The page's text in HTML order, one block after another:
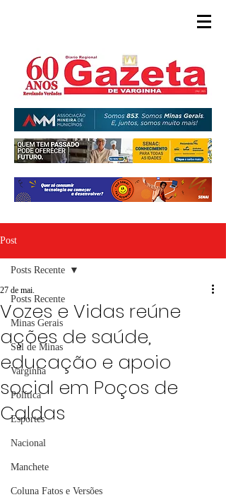
Post
Posts Recente
Minas Gerais
Sul de Minas
Varginha
Política
Esportes
Nacional
Manchete
Coluna Fatos e Versões
Posts Recente
Vozes e Vidas reúne
ações de saúde,
educação e apoio
social em Poços de
Caldas
27 de mai.